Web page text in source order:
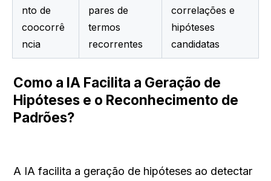
nto de
coocorrê
ncia
pares de
termos
recorrentes
correlações e
hipóteses
candidatas
Como a IA Facilita a Geração de
Hipóteses e o Reconhecimento de
Padrões?
A IA facilita a geração de hipóteses ao detectar